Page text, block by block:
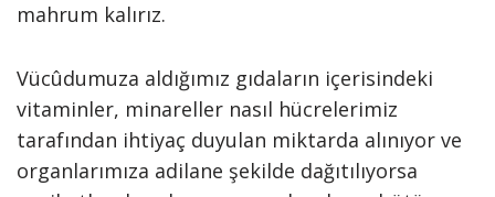
mahrum kalırız.
Vücûdumuza aldığımız gıdaların içerisindeki
vitaminler, minareller nasıl hücrelerimiz
tarafından ihtiyaç duyulan miktarda alınıyor ve
organlarımıza adilane şekilde dağıtılıyorsa